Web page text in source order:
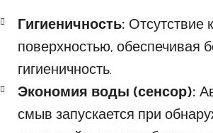
Гигиеничность: Отсутствие
поверхностью, обеспечивая
гигиеничность.
Экономия воды (сенсор):
смыв запускается при